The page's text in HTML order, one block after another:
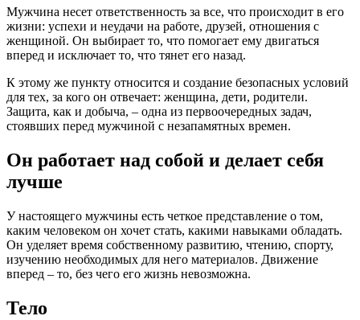
Мужчина несет ответственность за все, что происходит в его
жизни: успехи и неудачи на работе, друзей, отношения с
женщиной. Он выбирает то, что помогает ему двигаться
вперед и исключает то, что тянет его назад.
К этому же пункту относится и создание безопасных условий
для тех, за кого он отвечает: женщина, дети, родители.
Защита, как и добыча, – одна из первоочередных задач,
стоявших перед мужчиной с незапамятных времен.
Он работает над собой и делает себя
лучше
У настоящего мужчины есть четкое представление о том,
каким человеком он хочет стать, какими навыками обладать.
Он уделяет время собственному развитию, чтению, спорту,
изучению необходимых для него материалов. Движение
вперед – то, без чего его жизнь невозможна.
Тело